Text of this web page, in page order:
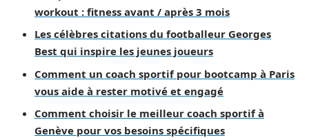
workout : fitness avant / après 3 mois
Les célèbres citations du footballeur Georges
Best qui inspire les jeunes joueurs
Comment un coach sportif pour bootcamp à Paris
vous aide à rester motivé et engagé
Comment choisir le meilleur coach sportif à
Genève pour vos besoins spécifiques